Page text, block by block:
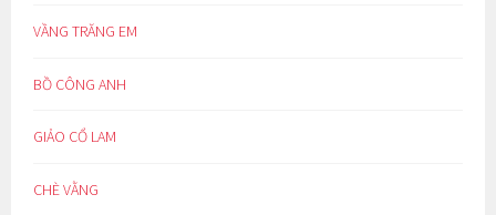
VẦNG TRĂNG EM
BỒ CÔNG ANH
GIẢO CỔ LAM
CHÈ VẰNG